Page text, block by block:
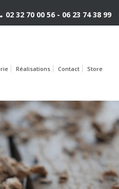
02 32 70 00 56 - 06 23 74 38 99
Réalisations Contact Store